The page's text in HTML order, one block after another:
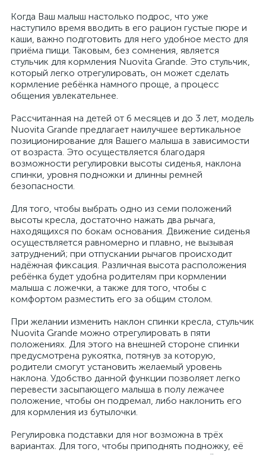
Когда Ваш малыш настолько подрос, что уже
наступило время вводить в его рацион густые пюре и
каши, важно подготовить для него удобное место для
приёма пищи. Таковым, без сомнения, является
стульчик для кормления Nuovita Grande. Это стульчик,
который легко отрегулировать, он может сделать
кормление ребёнка намного проще, а процесс
общения увлекательнее.
Рассчитанная на детей от 6 месяцев и до 3 лет, модель
Nuovita Grande предлагает наилучшее вертикальное
позиционирование для Вашего малыша в зависимости
от возраста. Это осуществляется благодаря
возможности регулировки высоты сиденья, наклона
спинки, уровня подножки и длинны ремней
безопасности.
Для того, чтобы выбрать одно из семи положений
высоты кресла, достаточно нажать два рычага,
находящихся по бокам основания. Движение сиденья
осуществляется равномерно и плавно, не вызывая
затруднений; при отпускании рычагов происходит
надёжная фиксация. Различная высота расположения
ребёнка будет удобна родителям при кормлении
малыша с ложечки, а также для того, чтобы с
комфортом разместить его за общим столом.
При желании изменить наклон спинки кресла, стульчик
Nuovita Grande можно отрегулировать в пяти
положениях. Для этого на внешней стороне спинки
предусмотрена рукоятка, потянув за которую,
родители смогут установить желаемый уровень
наклона. Удобство данной функции позволяет легко
перевести засыпающего малыша в полу лежачее
положение, чтобы он подремал, либо наклонить его
для кормления из бутылочки.
Регулировка подставки для ног возможна в трёх
вариантах. Для того, чтобы приподнять подножку, её